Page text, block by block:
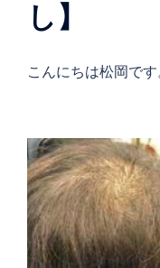
し】
こんにちは松岡で